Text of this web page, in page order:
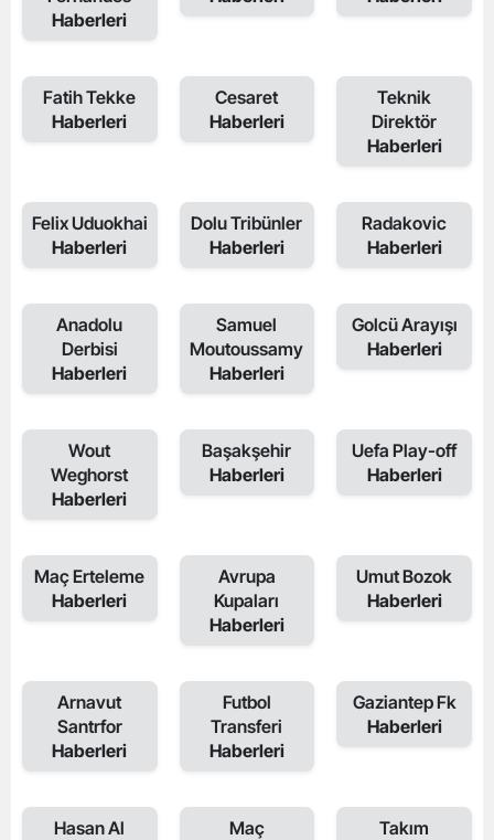
Haberleri
Fatih Tekke
Haberleri
Cesaret
Haberleri
Teknik
Direktör
Haberleri
Felix Uduokhai
Haberleri
Dolu Tribünler
Haberleri
Radakovic
Haberleri
Anadolu
Derbisi
Haberleri
Samuel
Moutoussamy
Haberleri
Golcü Arayışı
Haberleri
Wout
Weghorst
Haberleri
Başakşehir
Haberleri
Uefa Play-off
Haberleri
Maç Erteleme
Haberleri
Avrupa
Kupaları
Haberleri
Umut Bozok
Haberleri
Arnavut
Santrfor
Haberleri
Futbol
Transferi
Haberleri
Gaziantep Fk
Haberleri
Hasan Al
Maç
Takım